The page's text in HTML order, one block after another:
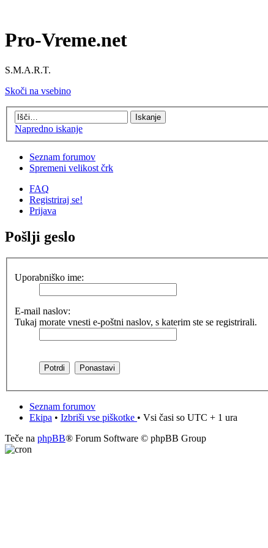
Pro-Vreme.net
S.M.A.R.T.
Skoči na vsebino
Napredno iskanje
Seznam forumov
Spremeni velikost črk
FAQ
Registriraj se!
Prijava
Pošlji geslo
Uporabniško ime:
E-mail naslov:
Tukaj morate vnesti e-poštni naslov, s katerim ste se registrirali.
Seznam forumov
Ekipa • Izbriši vse piškotke • Vsi časi so UTC + 1 ura
Teče na phpBB® Forum Software © phpBB Group